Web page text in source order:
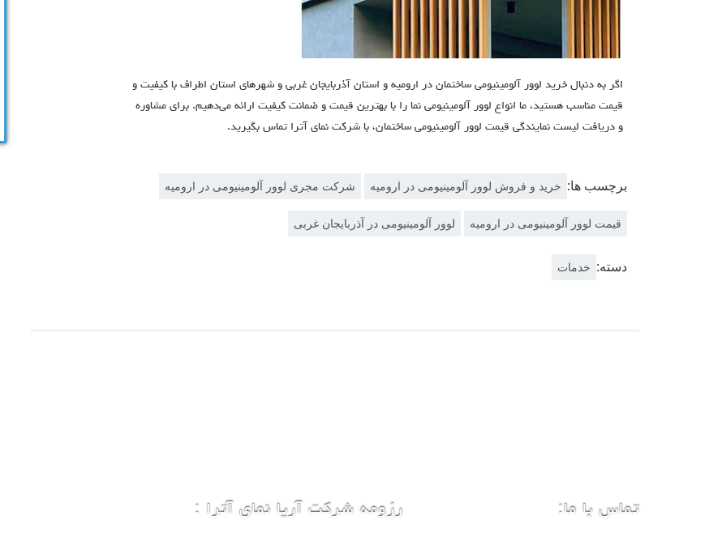
اگر به دنبال خرید لوور آلومینیومی ساختمان در ارومیه و استان آذربایجان غربی و شهرهای استان اطراف با کیفیت و
قیمت مناسب هستید، ما انواع لوور آلومینیومی نما را با بهترین قیمت و ضمانت کیفیت ارائه می‌دهیم. برای مشاوره
و دریافت لیست نمایندگی قیمت لوور آلومینیومی ساختمان، با شركت نماي آترا تماس بگیرید.
برچسب ها: خرید و فروش لوور آلومینیومی در ارومیه شرکت مجری لوور آلومینیومی در ارومیه
قیمت لوور آلومینیومی در ارومیه لوور آلومینیومی در آذربایجان غربی
دسته: خدمات
تماس با ما: رزومه شرکت آریا نمای آترا :